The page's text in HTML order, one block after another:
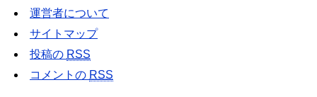
運営者について
サイトマップ
投稿の RSS
コメントの RSS